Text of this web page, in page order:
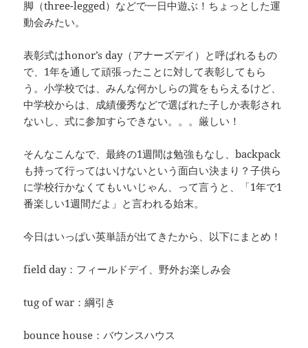
脚（three-legged）などで一日中遊ぶ！ちょっとした運
動会みたい。
表彰式はhonor’s day（アナーズデイ）と呼ばれるもの
で、1年を通して頑張ったことに対して表彰してもら
う。小学校では、みんな何かしらの賞をもらえるけど、
中学校からは、成績優秀などで選ばれた子しか表彰され
ないし、式に参加すらできない。。。厳しい！
そんなこんなで、最終の1週間は勉強もなし、backpack
も持って行ってはいけないという面白い決まり？子供ら
に学校行かなくてもいいじゃん、って言うと、「1年で1
番楽しい1週間だよ」と言われる始末。
今日はいっぱい英単語が出てきたから、以下にまとめ！
field day：フィールドデイ、野外お楽しみ会
tug of war：綱引き
bounce house：バウンスハウス